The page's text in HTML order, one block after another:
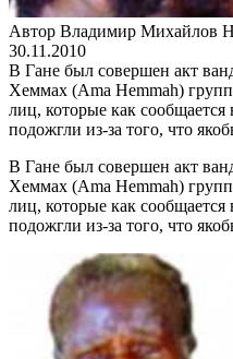
Автор Владимир Михайлов
30.11.2010
В Гане был совершен акт
Хеммах (Ama Hemmah)
лиц, которые как
подожгли из-за того, что
В Гане был совершен акт
Хеммах (Ama Hemmah)
лиц, которые как
подожгли из-за того, что